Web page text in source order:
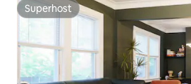
Superhost
Superhost